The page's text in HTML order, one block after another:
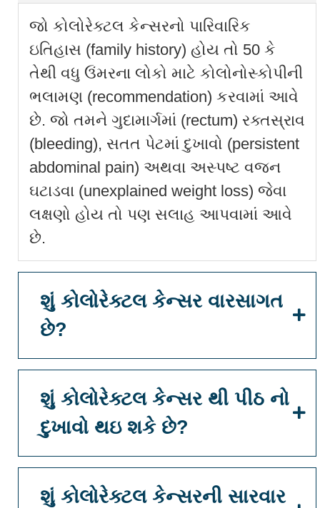
જો કોલોરેક્ટલ કેન્સરનો પારિવારિક
ઇતિહાસ (family history) હોય તો 50 કે
તેથી વધુ ઉંમરના લોકો માટે કોલોનોસ્કોપીની
ભલામણ (recommendation) કરવામાં આવે
છે. જો તમને ગુદામાર્ગમાં (rectum) રક્તસ્રાવ
(bleeding), સતત પેટમાં દુખાવો (persistent
abdominal pain) અથવા અસ્પષ્ટ વજન
ઘટાડવા (unexplained weight loss) જેવા
લક્ષણો હોય તો પણ સલાહ આપવામાં આવે
છે.
શું કોલોરેક્ટલ કેન્સર વારસાગત
છે?
શું કોલોરેક્ટલ કેન્સર થી પીઠ નો
દુખાવો થઇ શકે છે?
શું કોલોરેક્ટલ કેન્સરની સારવાર